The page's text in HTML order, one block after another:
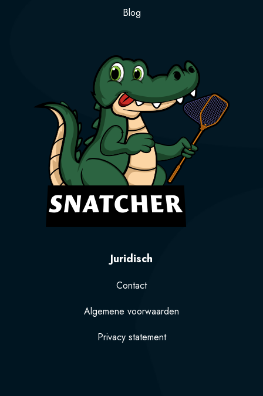
Blog
Juridisch
Contact
Algemene voorwaarden
Privacy statement